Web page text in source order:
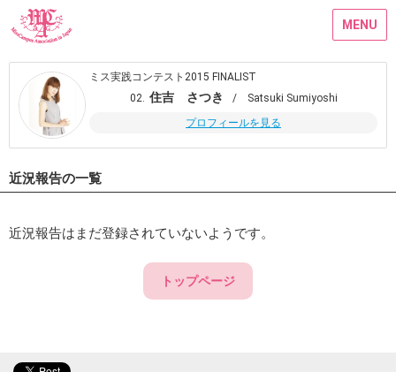
MENU
ミス実践コンテスト2015 FINALIST
02. 住吉 さつき
/ Satsuki Sumiyoshi
プロフィールを見る
近況報告の一覧
近況報告はまだ登録されていないようです。
トップページ